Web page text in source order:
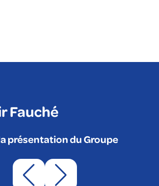
Fauché
présentation du Groupe